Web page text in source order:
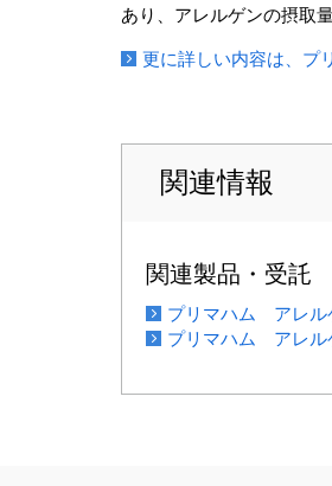
あり、アレルゲンの摂取
更に詳しい内容は、プ
関連情報
関連製品・受託
プリマハム アレル
プリマハム アレル